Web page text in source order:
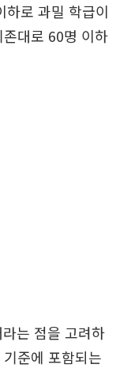
로 과밀 학급이
대로 60명 이하
는 점을 고려하
준에 포함되는